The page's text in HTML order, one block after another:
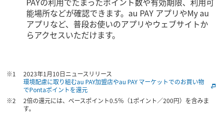
能場所などが確認できます。au PAY アプリやMy au
アプリなど、普段お使いのアプリやウェブサイトか
らアクセスいただけます。
2023年1月10日ニュースリリース
環境配慮に取り組むau PAY加盟店やau PAY マーケットでのお買い物
でPontaポイントを還元
2倍の還元には、ベースポイント0.5％（1ポイント／200円）を含みま
す。